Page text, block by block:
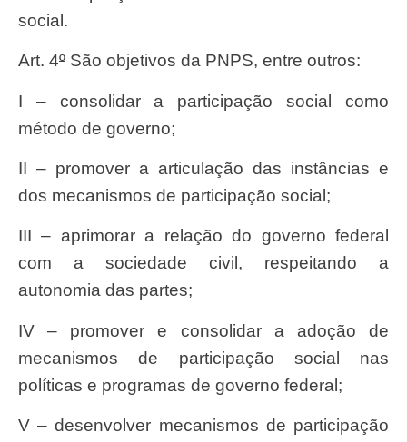
social.
Art. 4º São objetivos da PNPS, entre outros:
I – consolidar a participação social como
método de governo;
II – promover a articulação das instâncias e
dos mecanismos de participação social;
III – aprimorar a relação do governo federal
com a sociedade civil, respeitando a
autonomia das partes;
IV – promover e consolidar a adoção de
mecanismos de participação social nas
políticas e programas de governo federal;
V – desenvolver mecanismos de participação